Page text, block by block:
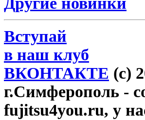
Вступай
в наш клуб
ВКОНТАКТЕ (c)
г.Симферополь -
fujitsu4you.ru, у